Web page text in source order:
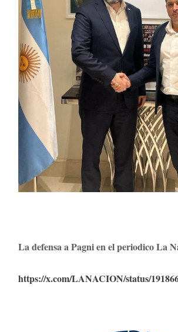
La defensa a Pagni en el periodico La
https://x.com/LANACION/status/